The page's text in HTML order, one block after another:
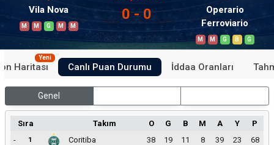
Vila Nova
M M G M M
0 - 0
Operario
Ferroviario
M M G B G
Haritası
Yeni
Canlı Puan Durumu İddaa Oranları
Genel
Sıra Takım O G B M A Y
P
-
1 Coritiba 38 19 11 8 39 23 68